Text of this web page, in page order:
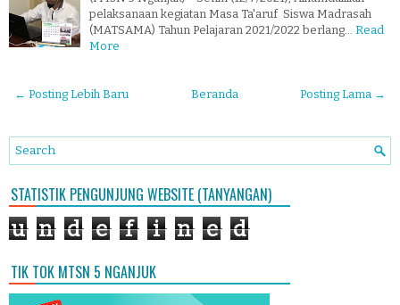
pelaksanaan kegiatan Masa Ta'aruf Siswa Madrasah
(MATSAMA) Tahun Pelajaran 2021/2022 berlang…
Read
More
← Posting Lebih Baru Posting Lama →
Beranda
STATISTIK PENGUNJUNG WEBSITE (TANYANGAN)
u n d e f i n e d
TIK TOK MTSN 5 NGANJUK